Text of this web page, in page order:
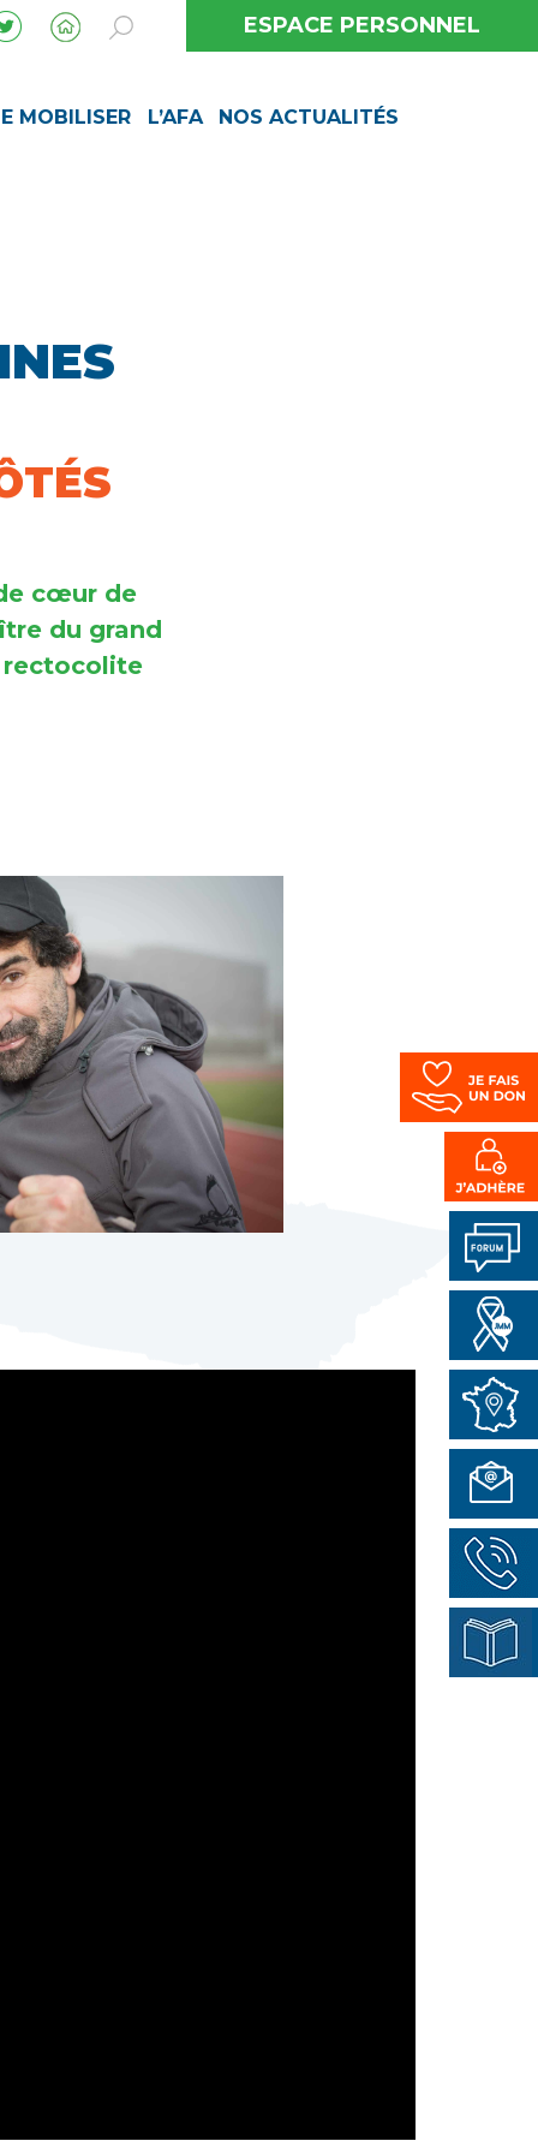
ESPACE PERSONNEL
MOBILISER L’AFA NOS ACTUALITÉS
cœur de
du grand
rectocolite